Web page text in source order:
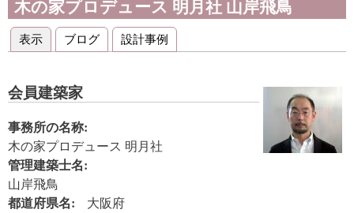
木の家プロデュース 明月社 山岸飛鳥
プライマリータブ
表示 (アクティブなタブ)
ブログ 設計事例
会員建築家
事務所の名称:
木の家プロデュース 明月社
管理建築士名:
山岸飛鳥
都道府県名: 大阪府